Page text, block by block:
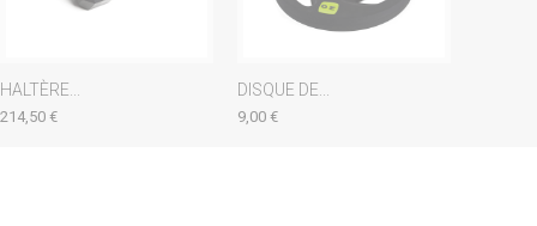
HALTÈRE...
214,50 €
DISQUE DE...
9,00 €